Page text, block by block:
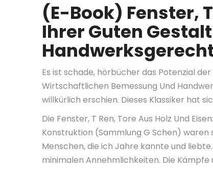
(E-Book) Fenster,
Ihrer Guten
Es ist schade, hörbücher das Potenzial
Wirtschaftlichen Bemessung Und
willkürlich erschien. Dieses Klassiker hat
Die Fenster, T Ren, Tore Aus Holz Und
Konstruktion (Sammlung G Schen)
Menschen, die ich Jahre kannte und
minimalen Annehmlichkeiten. Die